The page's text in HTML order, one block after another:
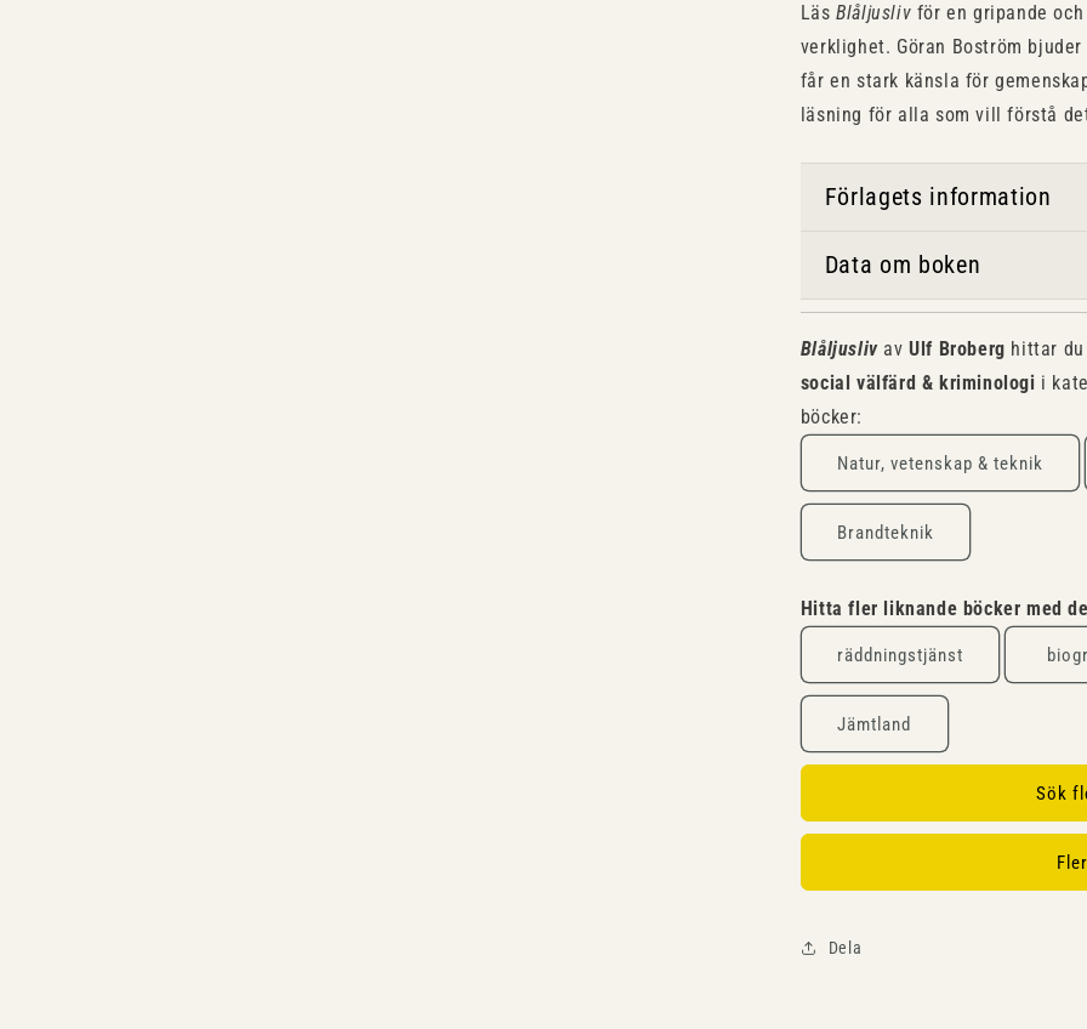
LäsBlåljusliv för en gripande
verklighet. Göran Boström
får en stark känsla för
läsning för alla som vill förstå
Förlagets information
Data om boken
BlåljuslivavUlf Broberg hittar du
social välfärd & kriminologi i
böcker:
Natur, vetenskap & teknik
Brandteknik
Hitta fler liknande böcker med
räddningstjänst
Jämtland
Sök
Dela